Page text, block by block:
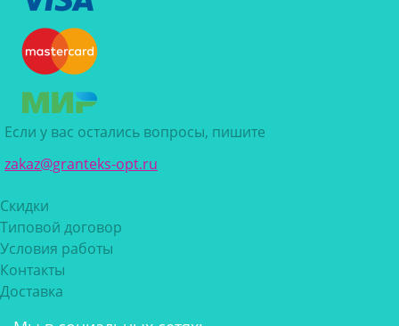
Если у вас остались вопросы, пишите
zakaz@granteks-opt.ru
Скидки
Типовой договор
Условия работы
Контакты
Доставка